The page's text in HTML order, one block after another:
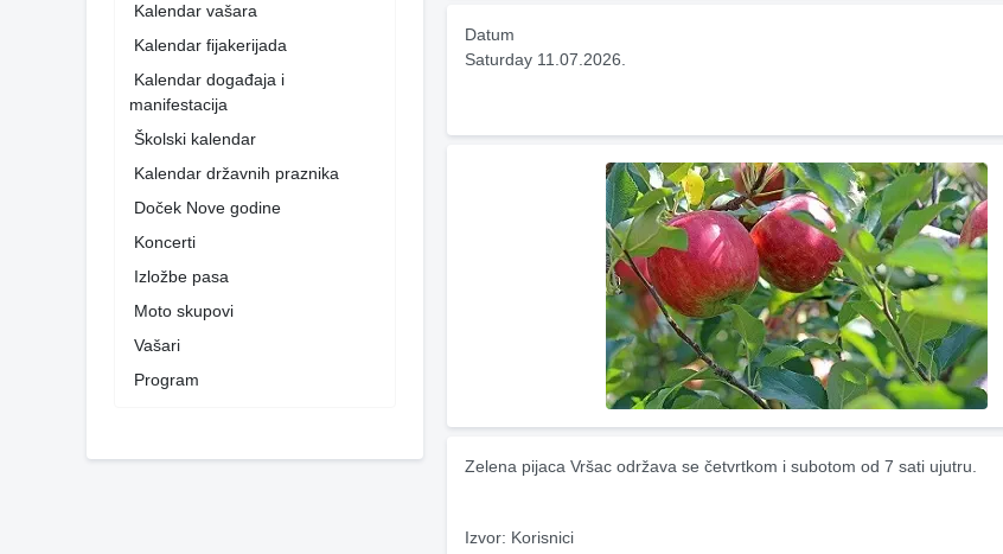
Kalendar vašara
Kalendar fijakerijada
Kalendar događaja i
manifestacija
Školski kalendar
Kalendar državnih praznika
Doček Nove godine
Koncerti
Izložbe pasa
Moto skupovi
Vašari
Program
Datum
Saturday 11.07.2026.
Zelena pijaca Vršac održava se četvrtkom i subotom od 7 sati ujutru.
Izvor: Korisnici